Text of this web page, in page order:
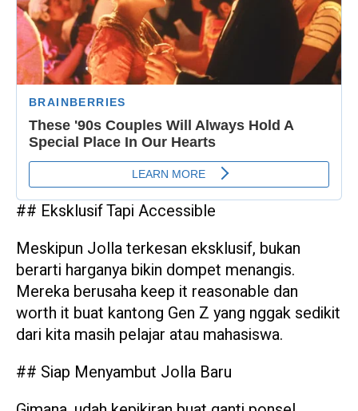
## Eksklusif Tapi Accessible
Meskipun Jolla terkesan eksklusif, bukan
berarti harganya bikin dompet menangis.
Mereka berusaha keep it reasonable dan
worth it buat kantong Gen Z yang nggak sedikit
dari kita masih pelajar atau mahasiswa.
## Siap Menyambut Jolla Baru